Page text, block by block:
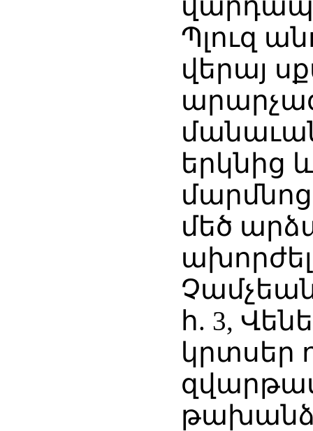
Պլուզ
վերայ
երկնից
մեծ
հ. 3,
կրտսեր